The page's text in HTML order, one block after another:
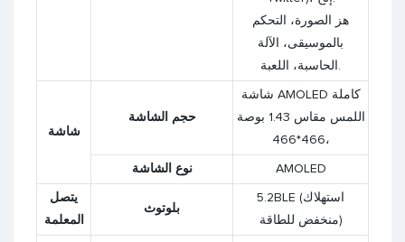
هز الصورة، التحكم
بالموسيقى، الآلة
الحاسبة، اللعبة.
شاشة
حجم الشاشة
شاشة AMOLED كاملة
اللمس مقاس 1.43 بوصة
466*466،
نوع الشاشة AMOLED
يتصل
المعلمة
بلوتوث
5.2BLE (استهلاك
منخفض للطاقة)